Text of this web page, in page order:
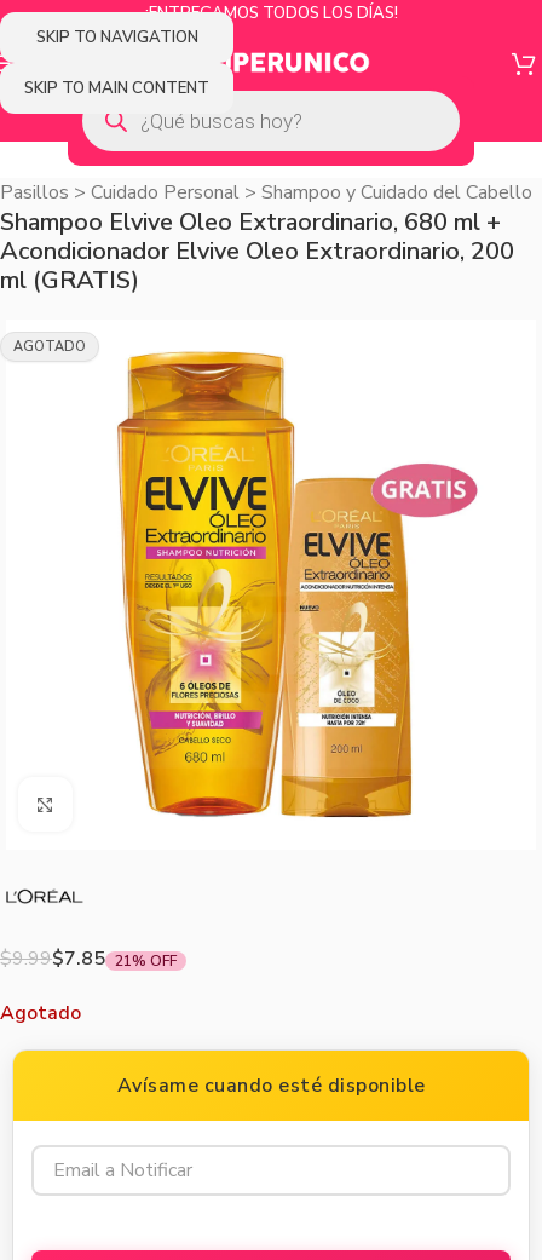
SKIP TO NAVIGATION
SKIP TO MAIN CONTENT
¡ENTREGAMOS TODOS LOS DÍAS!
Pasillos > Cuidado Personal > Shampoo y Cuidado del Cabello
Shampoo Elvive Oleo Extraordinario, 680 ml +
Acondicionador Elvive Oleo Extraordinario, 200
ml (GRATIS)
AGOTADO
Agrandar imagen
$9.99$7.85 21% OFF
Agotado
Avísame cuando esté disponible